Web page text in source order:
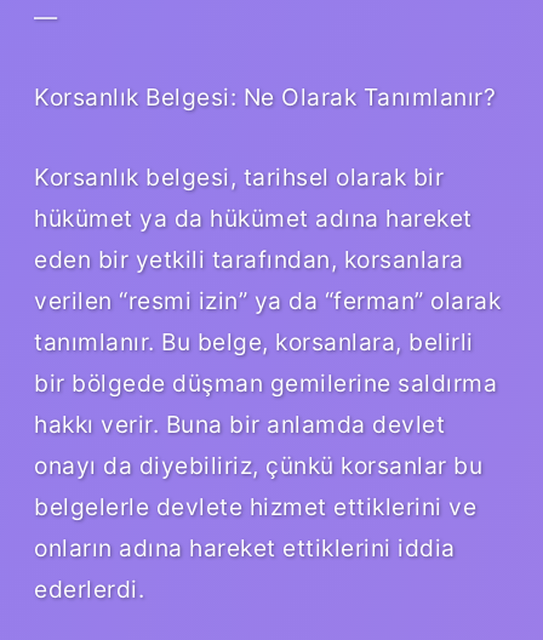
—
Korsanlık Belgesi: Ne Olarak Tanımlanır?
Korsanlık belgesi, tarihsel olarak bir
hükümet ya da hükümet adına hareket
eden bir yetkili tarafından, korsanlara
verilen “resmi izin” ya da “ferman” olarak
tanımlanır. Bu belge, korsanlara, belirli
bir bölgede düşman gemilerine saldırma
hakkı verir. Buna bir anlamda devlet
onayı da diyebiliriz, çünkü korsanlar bu
belgelerle devlete hizmet ettiklerini ve
onların adına hareket ettiklerini iddia
ederlerdi.